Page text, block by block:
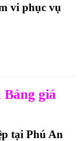
vi phục vụ
giá
tại Phú An